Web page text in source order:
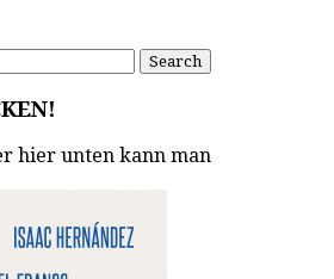
hier unten kann man